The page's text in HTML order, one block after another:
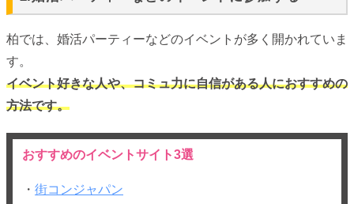
柏では、婚活パーティーなどのイベントが多く開かれていま
す。
イベント好きな人や、コミュ力に自信がある人におすすめの
方法です。
おすすめのイベントサイト3選
・ 街コンジャパン